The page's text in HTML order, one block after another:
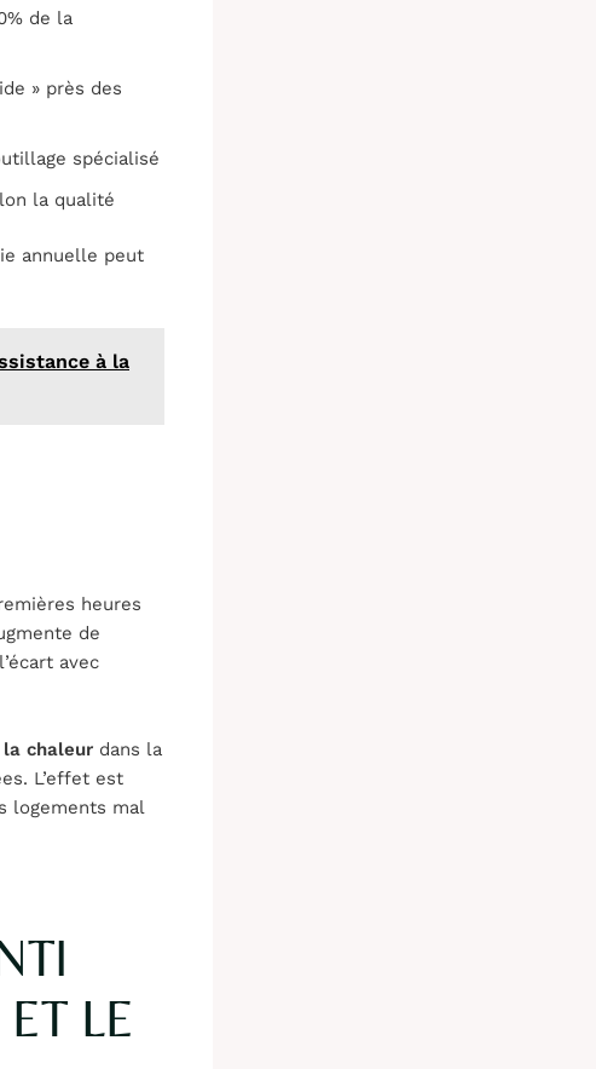
de la
» près des
spécialisé
la qualité
annuelle peut
à la
heures
de
avec
chaleur dans la
L’effet est
logements mal
LE